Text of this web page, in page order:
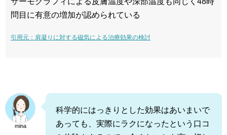
問目に有意の増加が認められている
引用元：肩凝りに対する磁気による治療効果の検討
mina
科学的にはっきりとした効果はあいまいで
あっても、実際にラクになったという口コ